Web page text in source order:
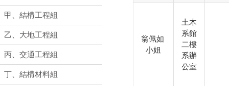
甲、結構工程組
乙、大地工程組
丙、交通工程組
丁、結構材料組
翁佩如
小姐
土木
系館
二樓
系辦
公室